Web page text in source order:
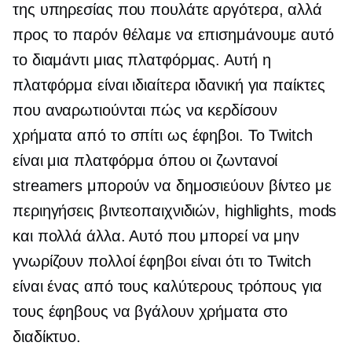
της υπηρεσίας που πουλάτε αργότερα, αλλά
προς το παρόν θέλαμε να επισημάνουμε αυτό
το διαμάντι μιας πλατφόρμας. Αυτή η
πλατφόρμα είναι ιδιαίτερα ιδανική για παίκτες
που αναρωτιούνται πώς να κερδίσουν
χρήματα από το σπίτι ως έφηβοι. Το Twitch
είναι μια πλατφόρμα όπου οι ζωντανοί
streamers μπορούν να δημοσιεύουν βίντεο με
περιηγήσεις βιντεοπαιχνιδιών, highlights, mods
και πολλά άλλα. Αυτό που μπορεί να μην
γνωρίζουν πολλοί έφηβοι είναι ότι το Twitch
είναι ένας από τους καλύτερους τρόπους για
τους έφηβους να βγάλουν χρήματα στο
διαδίκτυο.